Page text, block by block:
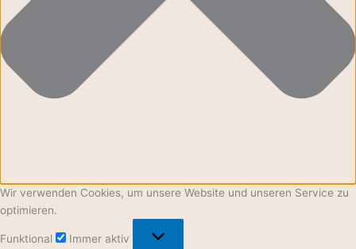
Wir verwenden Cookies, um unsere Website und unseren Service zu
optimieren.
Funktional Immer aktiv